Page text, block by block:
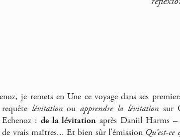
je remets en Une ce voyage dans ses
lévitationouapprendre la lévitationsur
Echenoz :de la lévitationaprès Daniil Harms –
vrais maîtres... Et bien sûr l’émission Qu’est-